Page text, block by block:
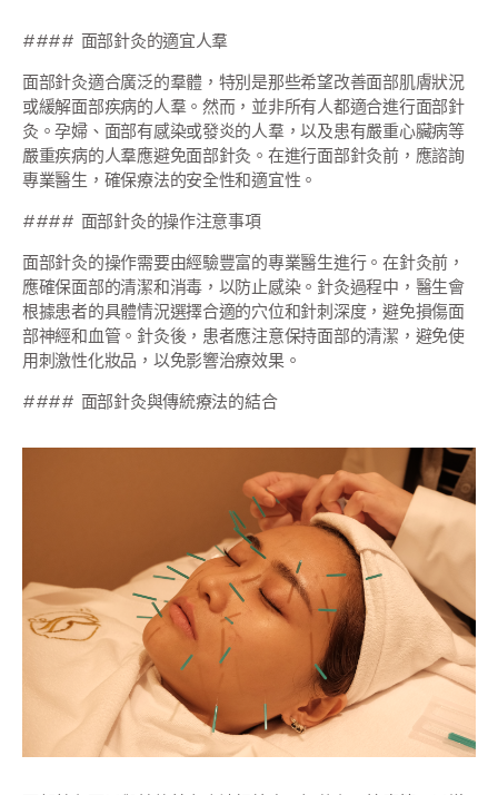
#### 面部針灸的適宜人羣
面部針灸適合廣泛的羣體，特別是那些希望改善面部肌膚狀況
或緩解面部疾病的人羣。然而，並非所有人都適合進行面部針
灸。孕婦、面部有感染或發炎的人羣，以及患有嚴重心臟病等
嚴重疾病的人羣應避免面部針灸。在進行面部針灸前，應諮詢
專業醫生，確保療法的安全性和適宜性。
#### 面部針灸的操作注意事項
面部針灸的操作需要由經驗豐富的專業醫生進行。在針灸前，
應確保面部的清潔和消毒，以防止感染。針灸過程中，醫生會
根據患者的具體情況選擇合適的穴位和針刺深度，避免損傷面
部神經和血管。針灸後，患者應注意保持面部的清潔，避免使
用刺激性化妝品，以免影響治療效果。
#### 面部針灸與傳統療法的結合